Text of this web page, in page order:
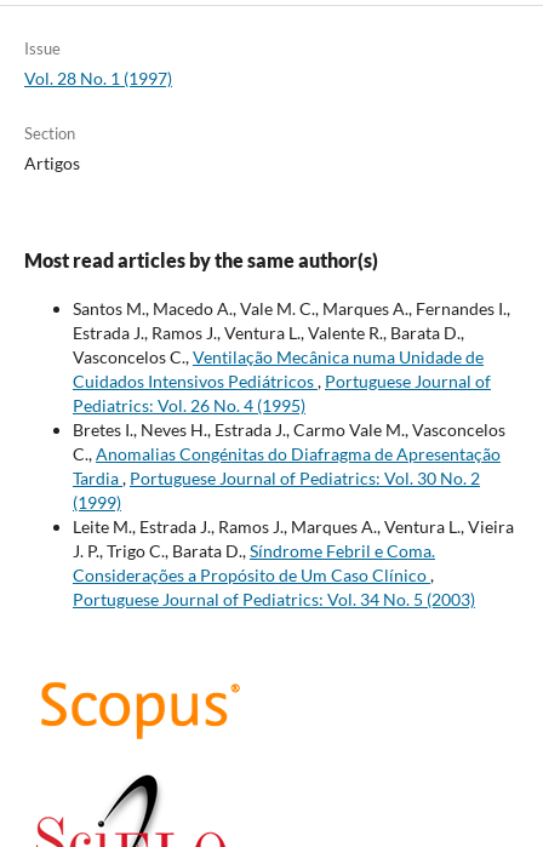
Issue
Vol. 28 No. 1 (1997)
Section
Artigos
Most read articles by the same author(s)
Santos M., Macedo A., Vale M. C., Marques A., Fernandes I.,
Estrada J., Ramos J., Ventura L., Valente R., Barata D.,
Vasconcelos C.,Ventilação Mecânica numa Unidade de
Cuidados Intensivos Pediátricos, Portuguese Journal of
Pediatrics: Vol. 26 No. 4 (1995)
Bretes I., Neves H., Estrada J., Carmo Vale M., Vasconcelos
C.,Anomalias Congénitas do Diafragma de Apresentação
Tardia, Portuguese Journal of Pediatrics: Vol. 30 No. 2
(1999)
Leite M., Estrada J., Ramos J., Marques A., Ventura L., Vieira
J. P., Trigo C., Barata D.,Síndrome Febril e Coma.
Considerações a Propósito de Um Caso Clínico,
Portuguese Journal of Pediatrics: Vol. 34 No. 5 (2003)